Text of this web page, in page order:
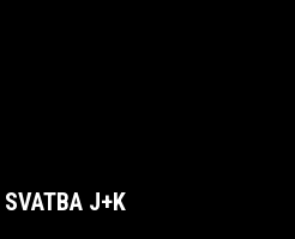
SVATBA J+K